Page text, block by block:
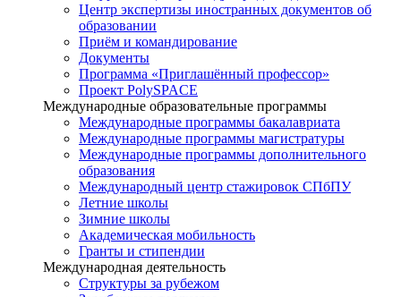
Центр экспертизы иностранных документов об
образовании
Приём и командирование
Документы
Программа «Приглашённый профессор»
Проект PolySPACE
Международные образовательные программы
Международные программы бакалавриата
Международные программы магистратуры
Международные программы дополнительного
образования
Международный центр стажировок СПбПУ
Летние школы
Зимние школы
Академическая мобильность
Гранты и стипендии
Международная деятельность
Структуры за рубежом